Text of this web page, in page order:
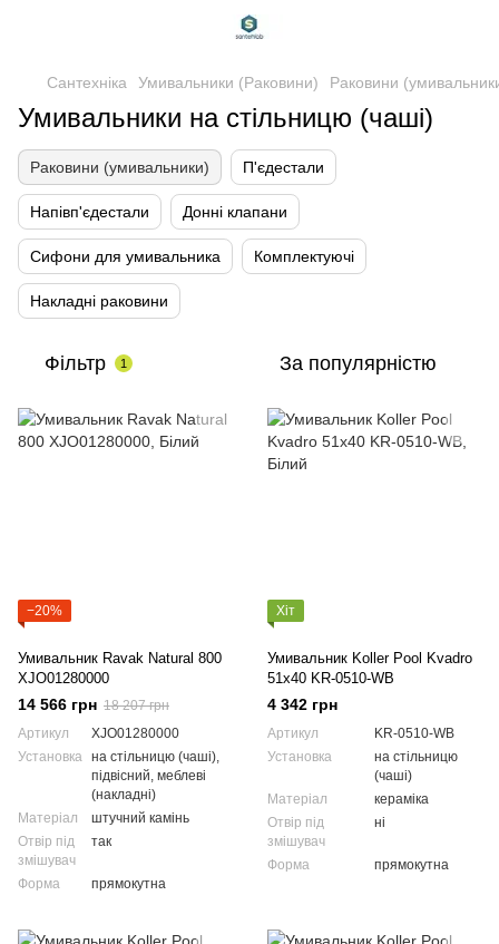
Сантехніка Умивальники (Раковини) Раковини
Умивальники на стільницю (чаші)
Раковини (умивальники) П'єдестали
Напівп'єдестали Донні клапани
Сифони для умивальника Комплектуючі
Накладні раковини
Фільтр 1 За популярністю
−20%
Умивальник Ravak Natural 800
XJO01280000
14 566 грн 18 207 грн
Артикул
XJO01280000
Установка на стільницю (чаші),
підвісний, меблеві
(накладні)
Матеріал
штучний камінь
Отвір під
змішувач
так
Форма прямокутна
Хіт
Умивальник Koller Pool Kvadro
51x40 KR-0510-WB
4 342 грн
Артикул
KR-0510-WB
Установка
на стільницю
(чаші)
Матеріал
кераміка
Отвір під
змішувач
ні
Форма прямокутна